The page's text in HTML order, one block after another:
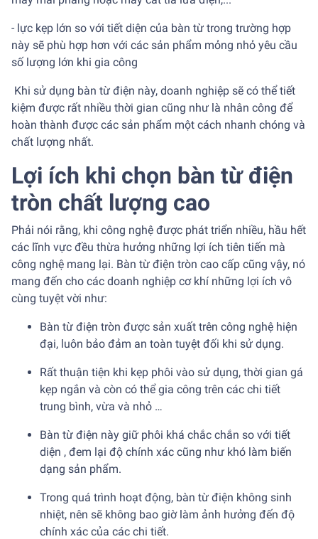
- lực kẹp lớn so với tiết diện của bàn từ trong trường hợp
này sẽ phù hợp hơn với các sản phẩm mỏng nhỏ yêu cầu
số lượng lớn khi gia công
Khi sử dụng bàn từ điện này, doanh nghiệp sẽ có thể tiết
kiệm được rất nhiều thời gian cũng như là nhân công để
hoàn thành được các sản phẩm một cách nhanh chóng và
chất lượng nhất.
Lợi ích khi chọn bàn từ điện
tròn chất lượng cao
Phải nói rằng, khi công nghệ được phát triển nhiều, hầu hết
các lĩnh vực đều thừa hưởng những lợi ích tiên tiến mà
công nghệ mang lại. Bàn từ điện tròn cao cấp cũng vậy, nó
mang đến cho các doanh nghiệp cơ khí những lợi ích vô
cùng tuyệt vời như:
Bàn từ điện tròn được sản xuất trên công nghệ hiện
đại, luôn bảo đảm an toàn tuyệt đối khi sử dụng.
Rất thuận tiện khi kẹp phôi vào sử dụng, thời gian gá
kẹp ngắn và còn có thể gia công trên các chi tiết
trung bình, vừa và nhỏ …
Bàn từ điện này giữ phôi khá chắc chắn so với tiết
diện , đem lại độ chính xác cũng như khó làm biến
dạng sản phẩm.
Trong quá trình hoạt động, bàn từ điện không sinh
nhiệt, nên sẽ không bao giờ làm ảnh hưởng đến độ
chính xác của các chi tiết.